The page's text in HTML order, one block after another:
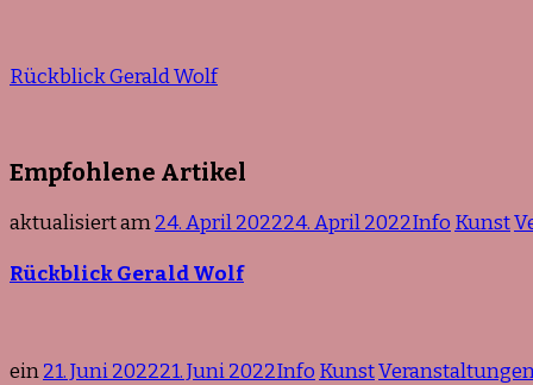
Rückblick Gerald Wolf
Empfohlene Artikel
aktualisiert am24. April 202224. April 2022Info Kunst
Rückblick Gerald Wolf
ein21. Juni 202221. Juni 2022Info Kunst